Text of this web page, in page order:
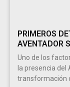
PRIMEROS
AVENTADOR
Uno de los
la presencia del
transformación